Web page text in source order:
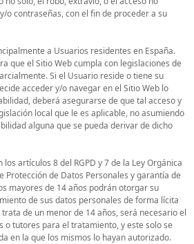
o contraseñas, con el fin de proceder a su
a Usuarios residentes en España.
que el Sitio Web cumpla con legislaciones de
Si el Usuario reside o tiene su
acceder y/o navegar en el Sitio Web lo
deberá asegurarse de que tal acceso y
local que le es aplicable, no asumiendo
alguna que se pueda derivar de dicho
artículos 8 del RGPD y 7 de la Ley Orgánica
Protección de Datos Personales y garantía de
mayores de 14 años podrán otorgar su
de sus datos personales de forma lícita
de un menor de 14 años, será necesario el
o tutores para el tratamiento, y este solo se
en la que los mismos lo hayan autorizado.